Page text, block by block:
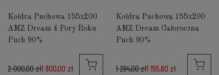
Kołdra Puchowa 155x200
AMZ Dream 4 Pory Roku
Puch 90%
1 800,00 zł
2 000,00 zł
Kołdra Puchowa 155x200
AMZ Dream Całoroczna
Puch 90%
1 155,60 zł
1 284,00 zł